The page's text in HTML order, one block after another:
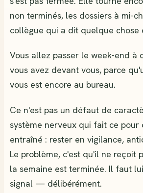
non terminés, les dossiers à mi-
collègue qui a dit quelque chose
Vous allez passer le week-end à
vous avez devant vous, parce
vous est encore au bureau.
Ce n'est pas un défaut de
système nerveux qui fait ce pour
entraîné : rester en vigilance,
Le problème, c'est qu'il ne reçoit
la semaine est terminée. Il faut
signal — délibérément.